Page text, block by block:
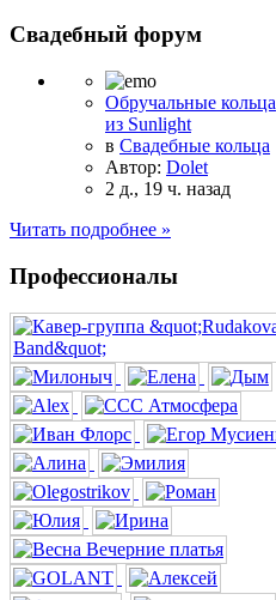
Свадебный форум
Обручальные кольца
из Sunlight
в Свадебные кольца
Автор: Dolet
2 д., 19 ч. назад
Читать подробнее »
Профессионалы